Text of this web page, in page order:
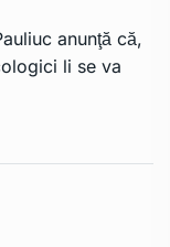
anunţă că,
li se va